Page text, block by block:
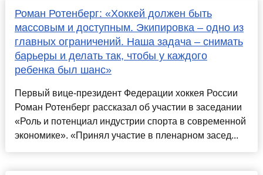
Роман Ротенберг: «Хоккей должен быть
массовым и доступным. Экипировка – одно из
главных ограничений. Наша задача – снимать
барьеры и делать так, чтобы у каждого
ребенка был шанс»
Первый вице-президент Федерации хоккея России
Роман Ротенберг рассказал об участии в заседании
«Роль и потенциал индустрии спорта в современной
экономике». «Принял участие в пленарном засед...